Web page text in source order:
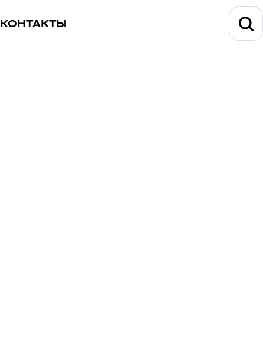
КОНТАКТЫ